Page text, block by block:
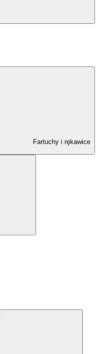
Fartuchy i rękawice